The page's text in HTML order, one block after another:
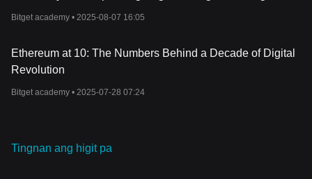
Staking
Bitget academy • 2025-08-07 16:05
Ethereum at 10: The Numbers Behind a Decade of Digital
Revolution
Bitget academy • 2025-07-28 07:24
Tingnan ang higit pa